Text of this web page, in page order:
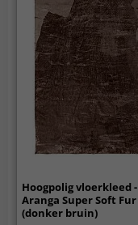
Hoogpolig vloerkleed -
Aranga Super Soft Fur
(donker bruin)